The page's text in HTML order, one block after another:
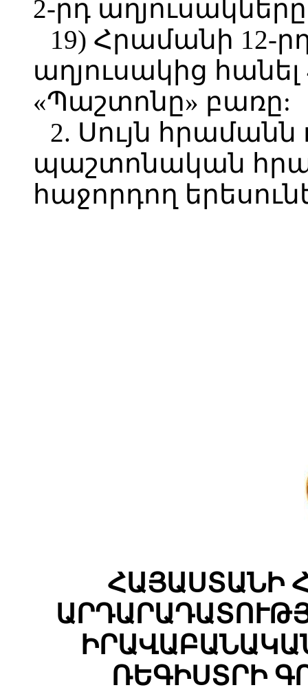
2-րդ
19) Հրամանի 12-
աղյուսակից հանել
«Պաշտոնը» բառը:
2. Սույն հրամանն
պաշտոնական
հաջորդող
ՀԱՅԱՍՏԱՆԻ
ՌԵԳԻՍՏՐԻ